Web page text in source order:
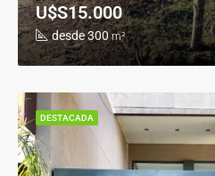
desde 300 m²
U$S15.000
DESTACADA